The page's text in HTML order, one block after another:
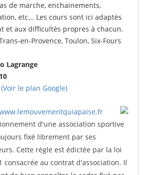
de marche, enchainements,
etc... Les cours sont ici adaptés
et aux difficultés propres à chacun.
en-Provence, Toulon, Six-Fours
Lagrange
(Voir le plan Google)
d'une association sportive
fixé librement par ses
Cette règle est édictée par la loi
consacrée au contrat d'association. Il